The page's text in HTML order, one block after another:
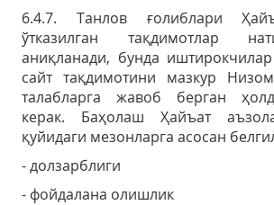
6.4.7. Танлов ғолиблари
ўтказилган тақдимотлар
аниқланади, бунда
сайт тақдимотини мазкур
талабларга жавоб берган
керак. Баҳолаш Ҳайъат
қуйидаги мезонларга асосан
- долзарблиги
- фойдалана олишлик